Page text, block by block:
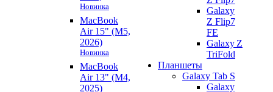
Новинка
MacBook
Air 15" (M5,
2026)
Новинка
MacBook
Air 13" (M4,
2025)
Galaxy
Z Flip7
FE
Galaxy Z
TriFold
Планшеты
Galaxy Tab S
Galaxy